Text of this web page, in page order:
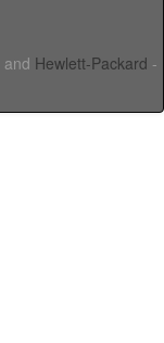
and Hewlett-Packard -